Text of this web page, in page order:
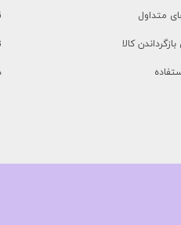
متداول
کالا